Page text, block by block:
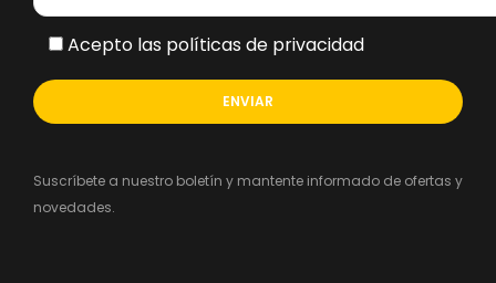
Acepto las políticas de privacidad
Suscríbete a nuestro boletín y mantente informado de ofertas y
novedades.